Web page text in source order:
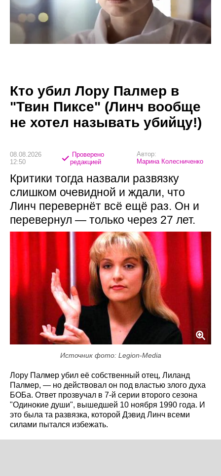
Кто убил Лору Палмер в
"Твин Пиксе" (Линч вообще
не хотел называть убийцу!)
08.08.2026
12:50
Проверено
редакцией
Автор:
Марина Колесниченко
Критики тогда назвали развязку
слишком очевидной и ждали, что
Линч перевернёт всё ещё раз. Он и
перевернул — только через 27 лет.
Источник фото: Legion-Media
Лору Палмер убил её собственный отец, Лиланд
Палмер, — но действовал он под властью злого духа
БОБа. Ответ прозвучал в 7-й серии второго сезона
"Одинокие души", вышедшей 10 ноября 1990 года. И
это была та развязка, которой Дэвид Линч всеми
силами пытался избежать.